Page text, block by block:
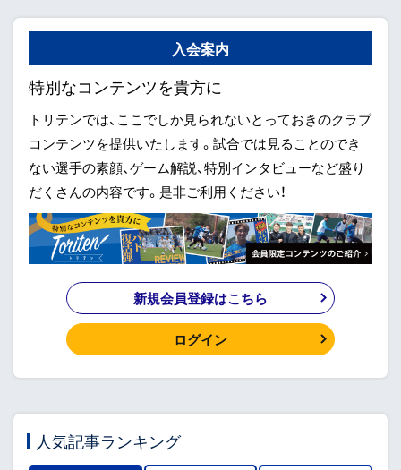
入会案内
特別なコンテンツを貴方に
トリテンでは、ここでしか見られないとっておきのクラブ
コンテンツを提供いたします。試合では見ることのでき
ない選手の素顔、ゲーム解説、特別インタビューなど盛り
だくさんの内容です。是非ご利用ください！
新規会員登録はこちら
ログイン
人気記事ランキング